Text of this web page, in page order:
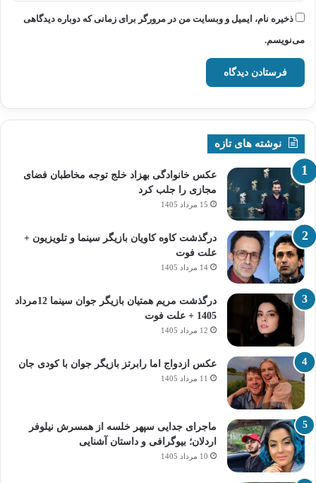
ذخیره نام، ایمیل و وبسایت من در مرورگر برای زمانی که دوباره دیدگاهی
می‌نویسم.
نوشته های تازه
عکس خانوادگی بهزاد خلج توجه مخاطبان فضای
مجازی را جلب کرد
15 مرداد 1405
درگذشت کاوه کاویان بازیگر سینما و تلویزیون +
علت فوت
14 مرداد 1405
درگذشت مریم همتیان بازیگر جوان سینما 12مرداد
1405 + علت فوت
12 مرداد 1405
عکس ازدواج اما رابرتز بازیگر جوان با کودی جان
11 مرداد 1405
ماجرای جدایی سپهر خلسه از همسرش نیلوفر
اردلان؛ بیوگرافی و داستان آشنایی
10 مرداد 1405